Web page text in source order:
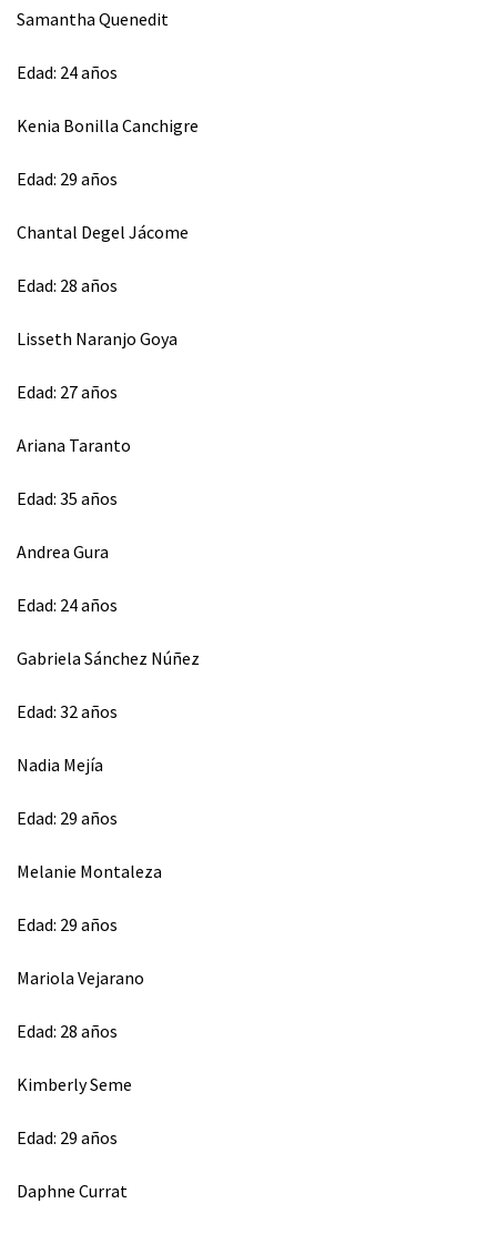
Samantha Quenedit
Edad: 24 años
Kenia Bonilla Canchigre
Edad: 29 años
Chantal Degel Jácome
Edad: 28 años
⁠Lisseth Naranjo Goya
Edad: 27 años
Ariana Taranto
Edad: 35 años
Andrea Gura
Edad: 24 años
⁠Gabriela Sánchez Núñez
Edad: 32 años
Nadia Mejía
Edad: 29 años
⁠Melanie Montaleza
Edad: 29 años
⁠Mariola Vejarano
Edad: 28 años
Kimberly Seme
Edad: 29 años
Daphne Currat